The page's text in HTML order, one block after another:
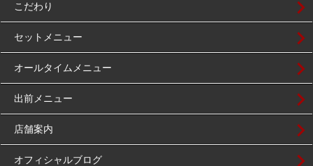
こだわり
セットメニュー
オールタイムメニュー
出前メニュー
店舗案内
オフィシャルブログ